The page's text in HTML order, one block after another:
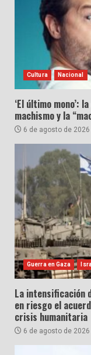
Cultura Nacional
‘El último mono’:
machismo y la
6 de agosto de 2026
Guerra en Gaza
La intensificación
en riesgo el
crisis humanitaria
6 de agosto de 2026